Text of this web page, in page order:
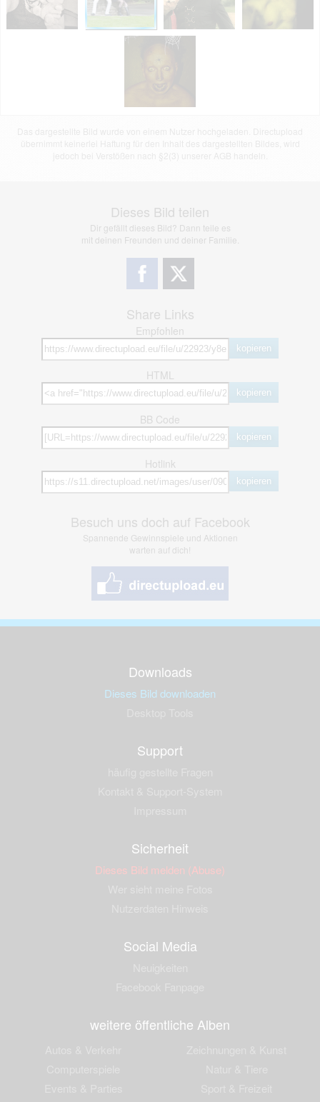
jedoch bei Verstößen nach §2(3) unserer AGB handeln.
Dieses Bild teilen
Dir gefällt dieses Bild? Dann teile es
mit deinen Freunden und deiner Familie.
Share Links
Empfohlen
kopieren
HTML
kopieren
BB Code
kopieren
Hotlink
kopieren
Besuch uns doch auf Facebook
Spannende Gewinnspiele und Aktionen
warten auf dich!
Downloads
Dieses Bild downloaden
Support
Sicherheit
Dieses Bild melden (Abuse)
Social Media
weitere öffentliche Alben